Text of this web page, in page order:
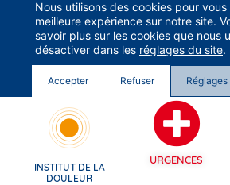
INSTITUT DE LA
DOULEUR
URGENCES
Nous utilisons des cookies pour
meilleure expérience sur notre site.
savoir plus sur les cookies que nous
désactiver dans les réglages du site.
Accepter Refuser Réglages